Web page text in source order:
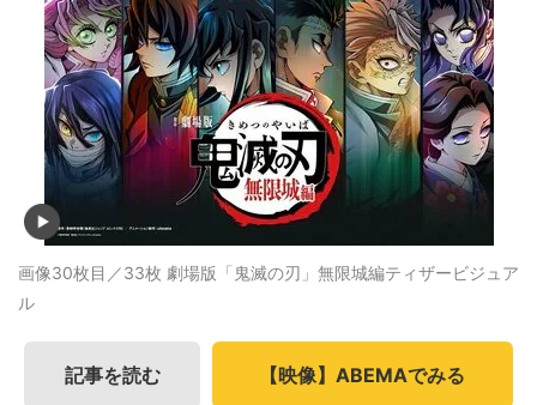
画像30枚目／33枚 劇場版「鬼滅の刃」無限城編ティザービジュア
ル
記事を読む 【映像】ABEMAでみる